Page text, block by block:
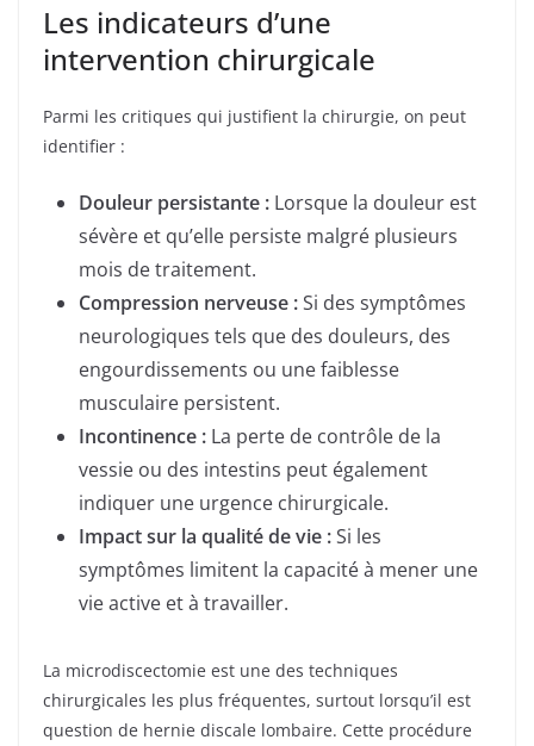
Les indicateurs d’une
intervention chirurgicale
Parmi les critiques qui justifient la chirurgie, on peut
identifier :
Douleur persistante : Lorsque la douleur est
sévère et qu’elle persiste malgré plusieurs
mois de traitement.
Compression nerveuse :Si des symptômes
neurologiques tels que des douleurs, des
engourdissements ou une faiblesse
musculaire persistent.
Incontinence : La perte de contrôle de la
vessie ou des intestins peut également
indiquer une urgence chirurgicale.
Impact sur la qualité de vie :Si les
symptômes limitent la capacité à mener une
vie active et à travailler.
La microdiscectomie est une des techniques
chirurgicales les plus fréquentes, surtout lorsqu’il est
question de hernie discale lombaire. Cette procédure